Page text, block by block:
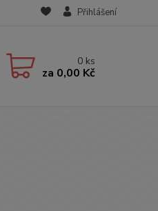
Přihlášení
0 ks
za 0,00 Kč